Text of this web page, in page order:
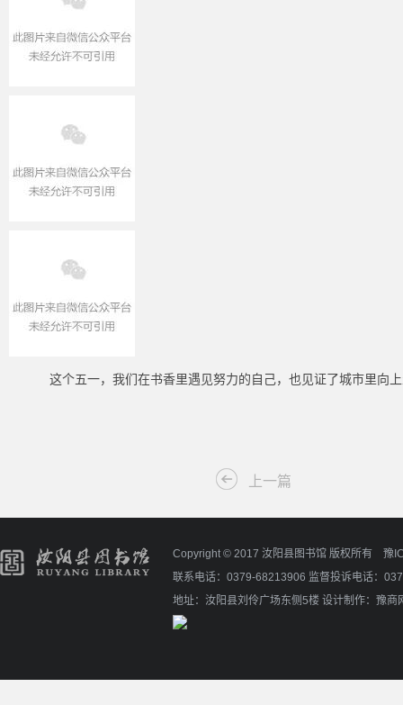
这个五一，我们在书香里遇见努力的自己，也见证了城市里向
上一篇
Copyright © 2017 汝阳县图书馆 版权所有 豫
联系电话：0379-68213906 监督投诉电话：
地址：汝阳县刘伶广场东侧5楼 设计制作： 豫商